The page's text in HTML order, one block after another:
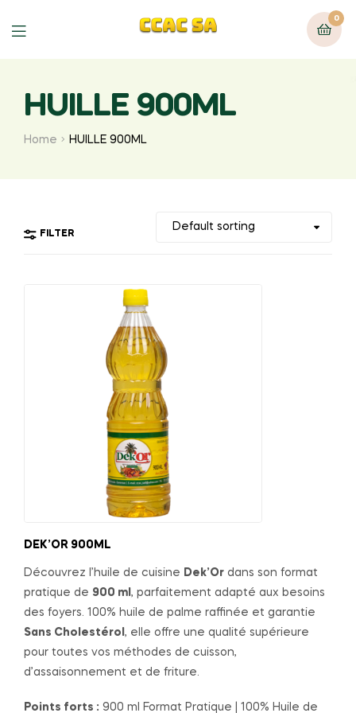
Menu
0
HUILLE 900ML
Home HUILLE 900ML
FILTER
DEK’OR 900ML
Découvrez l’huile de cuisine Dek’Or dans son format
pratique de 900 ml , parfaitement adapté aux besoins
des foyers. 100% huile de palme raffinée et garantie
Sans Cholestérol , elle offre une qualité supérieure
pour toutes vos méthodes de cuisson,
d’assaisonnement et de friture.
Points forts : 900 ml Format Pratique | 100% Huile de